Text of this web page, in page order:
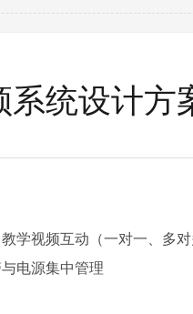
统设计方
学视频互动（一对一、多对
电源集中管理